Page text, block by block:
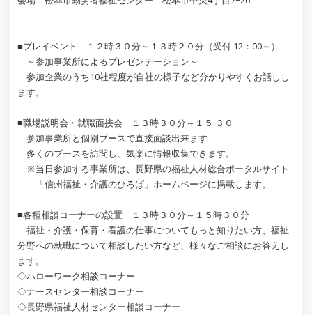
■プレイベント １２時３０分～１３時２０分（受付 12：00～）
～参加事業所によるプレゼンテーション～
参加企業のうち10社程度が自社の様子など分かりやすくお話しし
ます。
■職場説明会・就職面接会 １３時３０分～１５:３０
参加事業所と個別ブースで直接面談出来ます
多くのブースを訪問し、気楽に情報収集できます。
※当日参加する事業所は、長野県の福祉人材総合ポータルサイト
「信州福祉・介護のひろば」ホームページに掲載します。
■各種相談コーナーの設置 １３時３０分～１５時３０分
福祉・介護・保育・看護の仕事についてもっと知りたい方、福祉
分野への就職について相談したい方など、様々なご相談にお答えし
ます。
◇ハローワーク相談コーナー
◇ナースセンター相談コーナー
◇長野県福祉人材センター相談コーナー